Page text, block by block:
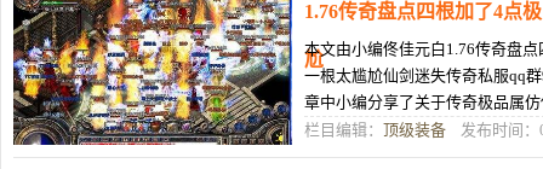
1.76传奇盘点四根加了4点
尬
本文由小编佟佳元白1.76传奇盘
一根太尴尬仙剑迷失传奇私服qq
章中小编分享了关于传奇极品属
花样之多甚至不逊老区收藏家的那
栏目编辑： 顶级装备 发布时间：